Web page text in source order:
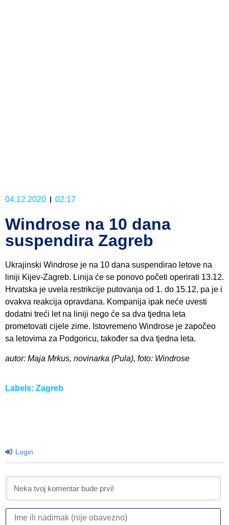
04.12.2020 02:17
Windrose na 10 dana
suspendira Zagreb
Ukrajinski Windrose je na 10 dana suspendirao letove na
liniji Kijev-Zagreb. Linija će se ponovo početi operirati 13.12.
Hrvatska je uvela restrikcije putovanja od 1. do 15.12, pa je i
ovakva reakcija opravdana. Kompanija ipak neće uvesti
dodatni treći let na liniji nego će sa dva tjedna leta
prometovati cijele zime. Istovremeno Windrose je započeo
sa letovima za Podgoricu, također sa dva tjedna leta.
autor: Maja Mrkus, novinarka (Pula), foto: Windrose
Labels: Zagreb
Login